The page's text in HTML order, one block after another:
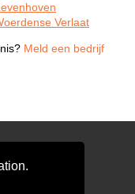
Verlaat
Meld een bedrijf